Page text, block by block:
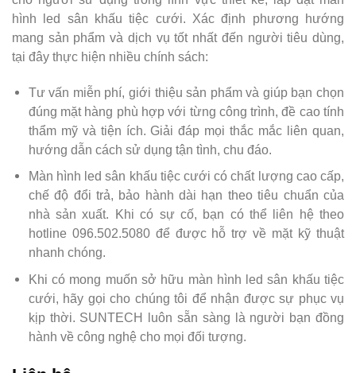
hình led sân khấu tiệc cưới. Xác định phương hướng
mang sản phẩm và dịch vụ tốt nhất đến người tiêu dùng,
tại đây thực hiện nhiều chính sách:
Tư vấn miễn phí, giới thiệu sản phẩm và giúp bạn chọn
đúng mặt hàng phù hợp với từng công trình, đề cao tính
thẩm mỹ và tiện ích. Giải đáp mọi thắc mắc liên quan,
hướng dẫn cách sử dụng tận tình, chu đáo.
Màn hình led sân khấu tiệc cưới có chất lượng cao cấp,
chế độ đổi trả, bảo hành dài hạn theo tiêu chuẩn của
nhà sản xuất. Khi có sự cố, bạn có thể liên hệ theo
hotline 096.502.5080 để được hỗ trợ về mặt kỹ thuật
nhanh chóng.
Khi có mong muốn sở hữu màn hình led sân khấu tiệc
cưới, hãy gọi cho chúng tôi để nhận được sự phục vụ
kịp thời. SUNTECH luôn sẵn sàng là người bạn đồng
hành về công nghệ cho mọi đối tượng.